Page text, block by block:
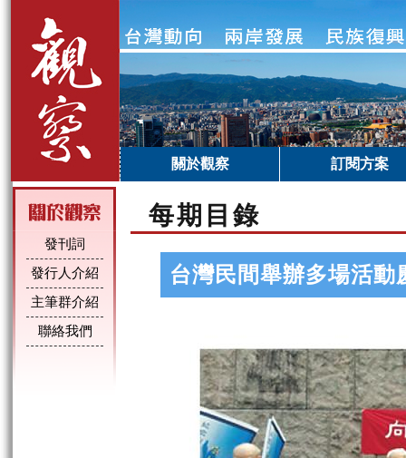
關於觀察 訂閱方案
發刊詞
發行人介紹
主筆群介紹
聯絡我們
每期目錄
台灣民間舉辦多場活